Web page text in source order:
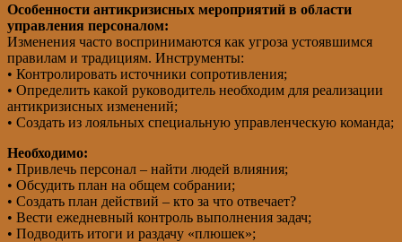
Особенности антикризисных мероприятий в области
управления персоналом:
Изменения часто воспринимаются как угроза устоявшимся
правилам и традициям. Инструменты:
• Контролировать источники сопротивления;
• Определить какой руководитель необходим для реализации
антикризисных изменений;
• Создать из лояльных специальную управленческую команда;
Необходимо:
• Привлечь персонал – найти людей влияния;
• Обсудить план на общем собрании;
• Создать план действий – кто за что отвечает?
• Вести ежедневный контроль выполнения задач;
• Подводить итоги и раздачу «плюшек»;